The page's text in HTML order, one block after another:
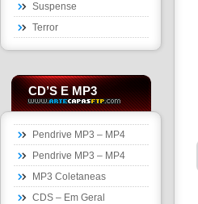
Suspense
Terror
CD’S E MP3
Pendrive MP3 – MP4
Pendrive MP3 – MP4
MP3 Coletaneas
CDS – Em Geral